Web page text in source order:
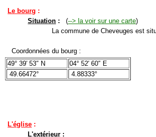
Le bourg :
Situation : (--> la voir sur une carte)
La commune de Cheveuges est
Coordonnées du bourg :
49° 39′ 53″ N
04° 52′ 60″ E
49.66472°
4.88333°
L'église :
L'extérieur :